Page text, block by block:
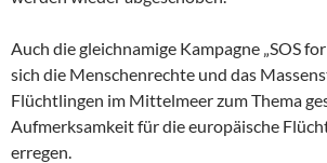
Auch die gleichnamige Kampagne „SOS
sich die Menschenrechte und das
Flüchtlingen im Mittelmeer zum Thema
Aufmerksamkeit für die europäische
erregen.